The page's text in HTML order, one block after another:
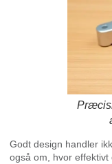
Godt design handler
også om, hvor effektivt